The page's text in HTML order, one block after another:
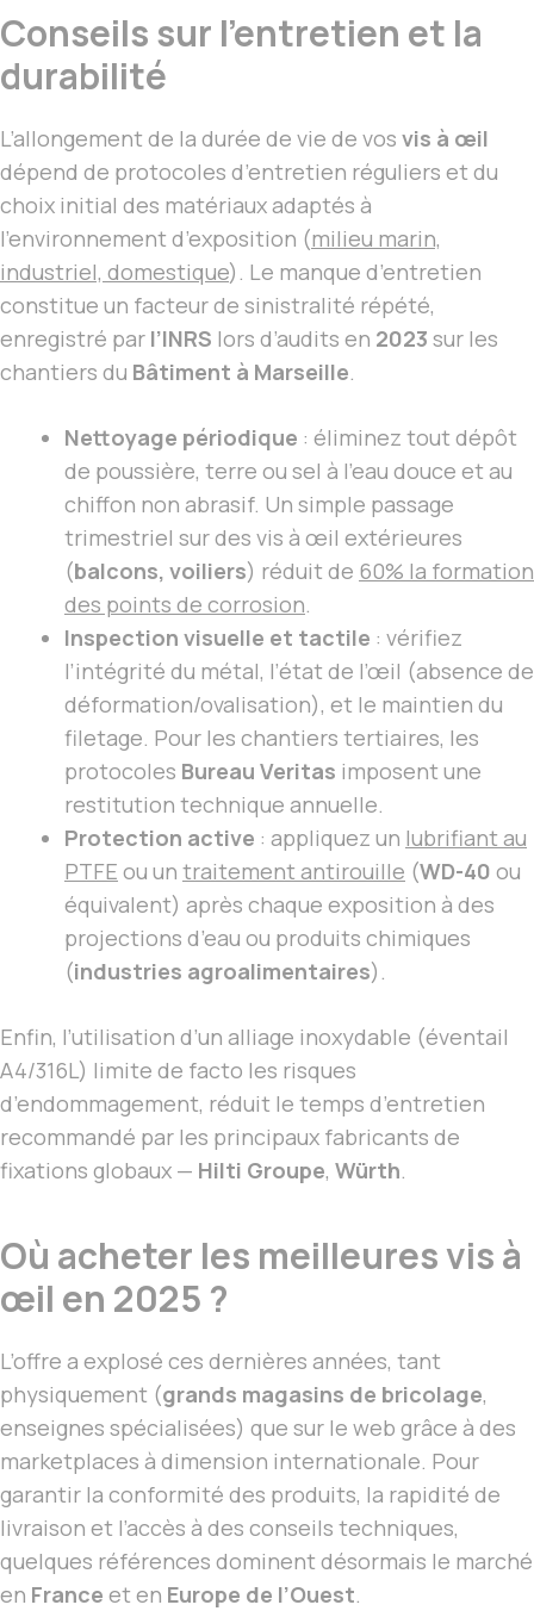
Conseils sur l’entretien et la
durabilité
L’allongement de la durée de vie de vos vis à œil
dépend de protocoles d’entretien réguliers et du
choix initial des matériaux adaptés à
l’environnement d’exposition (milieu marin,
industriel, domestique). Le manque d’entretien
constitue un facteur de sinistralité répété,
enregistré par l’INRS lors d’audits en 2023 sur les
chantiers du Bâtiment à Marseille.
Nettoyage périodique : éliminez tout dépôt
de poussière, terre ou sel à l’eau douce et au
chiffon non abrasif. Un simple passage
trimestriel sur des vis à œil extérieures
(balcons, voiliers) réduit de 60% la formation
des points de corrosion.
Inspection visuelle et tactile : vérifiez
l’intégrité du métal, l’état de l’œil (absence de
déformation/ovalisation), et le maintien du
filetage. Pour les chantiers tertiaires, les
protocoles Bureau Veritas imposent une
restitution technique annuelle.
Protection active : appliquez un lubrifiant au
PTFE ou un traitement antirouille (WD-40 ou
équivalent) après chaque exposition à des
projections d’eau ou produits chimiques
(industries agroalimentaires).
Enfin, l’utilisation d’un alliage inoxydable (éventail
A4/316L) limite de facto les risques
d’endommagement, réduit le temps d’entretien
recommandé par les principaux fabricants de
fixations globaux — Hilti Groupe, Würth.
Où acheter les meilleures vis à
œil en 2025 ?
L’offre a explosé ces dernières années, tant
physiquement (grands magasins de bricolage,
enseignes spécialisées) que sur le web grâce à des
marketplaces à dimension internationale. Pour
garantir la conformité des produits, la rapidité de
livraison et l’accès à des conseils techniques,
quelques références dominent désormais le marché
en France et en Europe de l’Ouest.